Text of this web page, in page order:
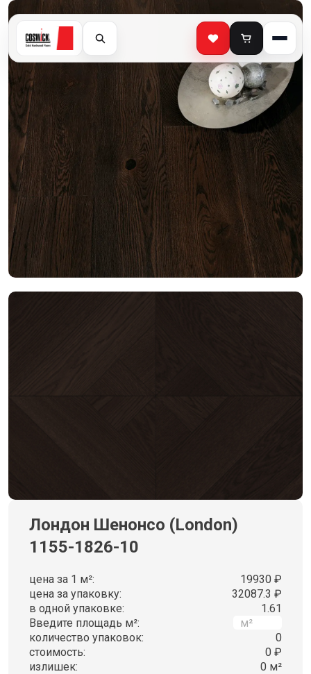
Лондон Шенонсо (London)
1155-1826-10
цена за 1 м²:
19930 ₽
цена за упаковку:
32087.3 ₽
в одной упаковке:
1.61
Введите площадь м²:
количество упаковок:
0
стоимость:
0 ₽
излишек:
0 м²